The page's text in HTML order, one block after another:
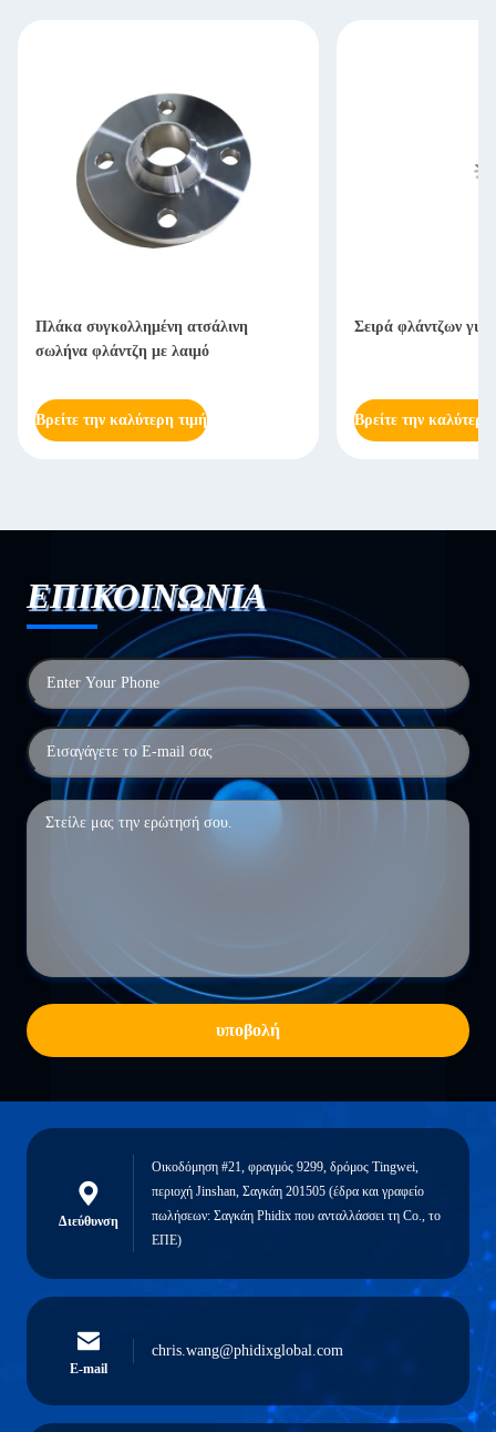
Πλάκα συγκολλημένη ατσάλινη
σωλήνα φλάντζη με λαιμό
Βρείτε την καλύτερη τιμή
Σειρά φλάντζων για
Βρείτε την καλύτερη
ΕΠΙΚΟΙΝΩΝΙΑ
υποβολή
Διεύθυνση
Οικοδόμηση #21, φραγμός 9299, δρόμος Tingwei,
περιοχή Jinshan, Σαγκάη 201505 (έδρα και γραφείο
πωλήσεων: Σαγκάη Phidix που ανταλλάσσει τη Co., το
ΕΠΕ)
E-mail
chris.wang@phidixglobal.com